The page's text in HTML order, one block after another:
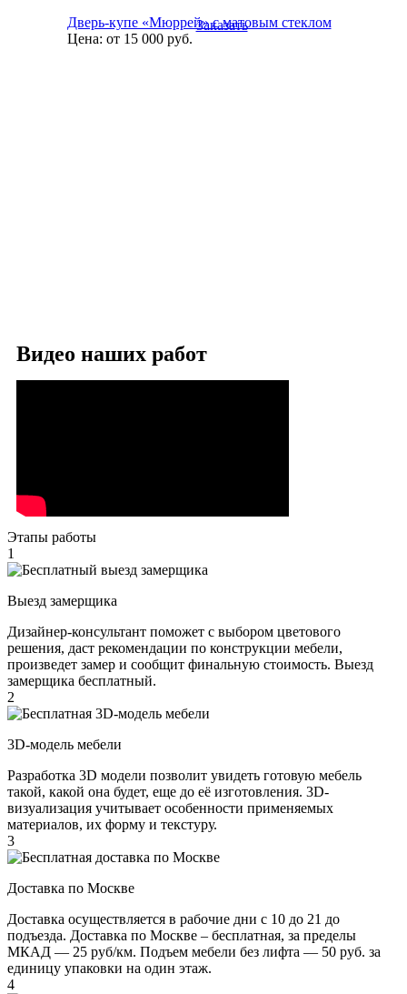
Дверь-купе «Мюррей» с матовым стеклом
Цена: от 15 000руб.
Заказать
Видео наших работ
Этапы работы
1
Выезд замерщика
Дизайнер-консультант поможет с выбором цветового
решения, даст рекомендации по конструкции мебели,
произведет замер и сообщит финальную стоимость. Выезд
замерщика бесплатный.
2
3D-модель мебели
Разработка 3D модели позволит увидеть готовую мебель
такой, какой она будет, еще до её изготовления. 3D-
визуализация учитывает особенности применяемых
материалов, их форму и текстуру.
3
Доставка по Москве
Доставка осуществляется в рабочие дни с 10 до 21 до
подъезда. Доставка по Москве – бесплатная, за пределы
МКАД — 25 руб/км. Подъем мебели без лифта — 50 руб. за
единицу упаковки на один этаж.
4